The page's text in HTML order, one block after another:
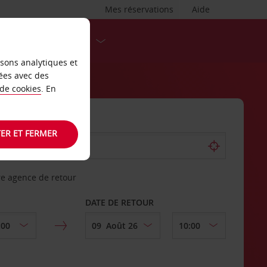
Aide
Mes réservations
agence de retour
DATE DE RETOUR
analytiques et
avec des
cookies. En
ET FERMER